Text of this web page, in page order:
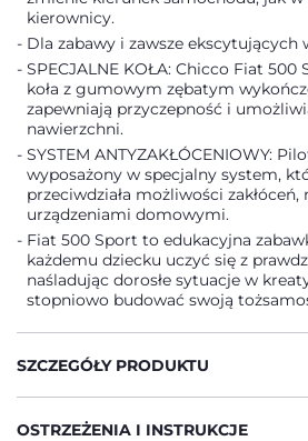
kierownicy.
Dla zabawy i zawsze ekscytujących
SPECJALNE KOŁA: Chicco Fiat
koła z gumowym zębatym
zapewniają przyczepność i
nawierzchni.
SYSTEM ANTYZAKŁÓCENIOWY:
wyposażony w specjalny system,
przeciwdziała możliwości
urządzeniami domowymi.
Fiat 500 Sport to edukacyjna
każdemu dziecku uczyć się z
naśladując dorosłe sytuacje w
stopniowo budować swoją
SZCZEGÓŁY PRODUKTU
OSTRZEŻENIA I INSTRUKCJE